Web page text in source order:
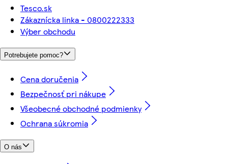
Tesco.sk
Zákaznícka linka - 0800222333
Výber obchodu
Potrebujete pomoc?
Cena doručenia
Bezpečnosť pri nákupe
Všeobecné obchodné podmienky
Ochrana súkromia
O nás